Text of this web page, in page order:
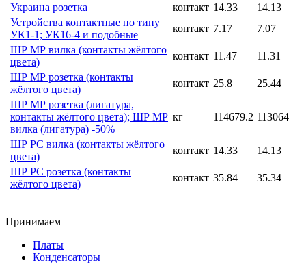
Украина розетка
контакт 14.33
14.13
Устройства контактные по типу
УК1-1; УК16-4 и подобные
контакт 7.17
7.07
ШР МР вилка (контакты жёлтого
цвета)
контакт 11.47
11.31
ШР МР розетка (контакты
жёлтого цвета)
контакт 25.8
25.44
ШР МР розетка (лигатура,
контакты жёлтого цвета); ШР МР
вилка (лигатура) -50%
кг 114679.2 113064
ШР РС вилка (контакты жёлтого
цвета)
контакт 14.33
14.13
ШР РС розетка (контакты
жёлтого цвета)
контакт 35.84 35.34
Принимаем
Платы
Конденсаторы